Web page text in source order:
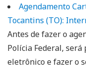
Agendamento
Tocantins (TO):
Antes de fazer o
Polícia Federal,
eletrônico e fazer o